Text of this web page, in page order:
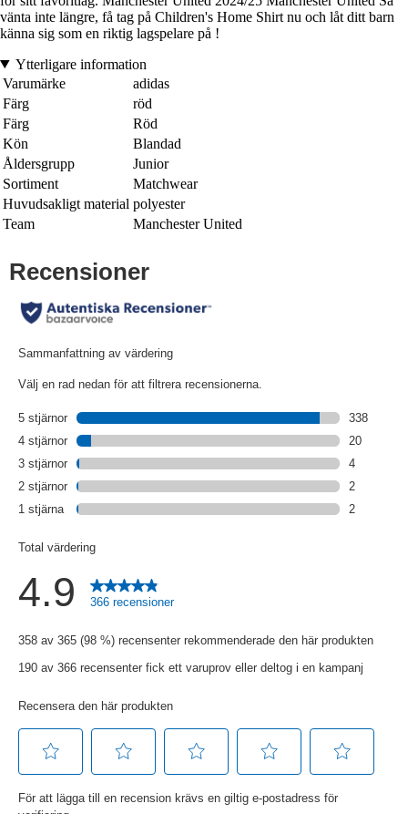
vänta inte längre, få tag på Children's Home Shirt nu och låt ditt barn
känna sig som en riktig lagspelare på !
Ytterligare information
Varumärke
adidas
Färg
röd
Färg
Röd
Kön
Blandad
Åldersgrupp
Junior
Sortiment
Matchwear
Huvudsakligt material polyester
Team
Manchester United